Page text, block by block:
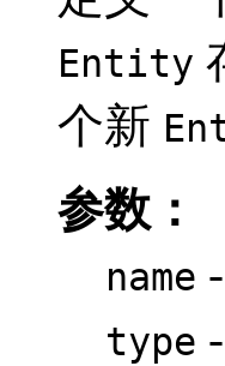
Entity
个新
参数：
name
type -